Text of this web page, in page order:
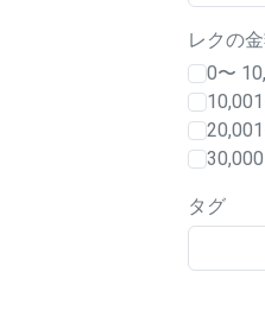
レクの
0〜
タグ